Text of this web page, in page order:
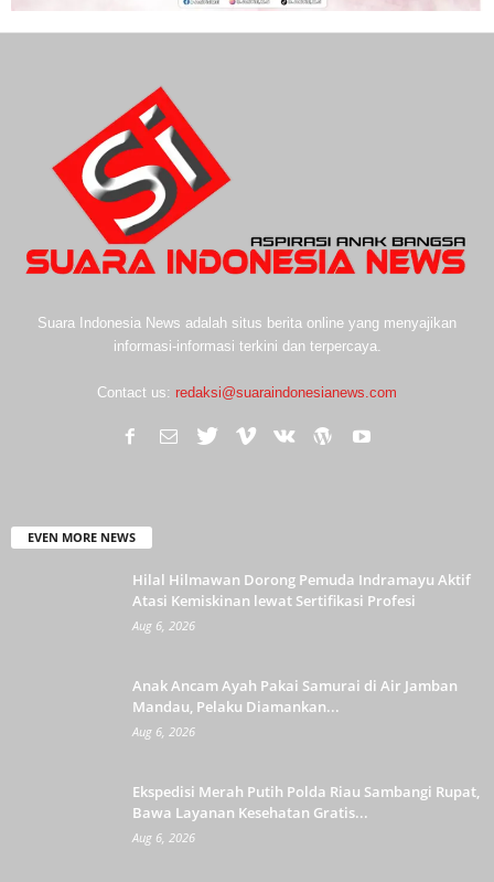
Suara Indonesia News adalah situs berita online yang menyajikan
informasi-informasi terkini dan terpercaya.
Contact us: redaksi@suaraindonesianews.com
EVEN MORE NEWS
Hilal Hilmawan Dorong Pemuda Indramayu Aktif
Atasi Kemiskinan lewat Sertifikasi Profesi
Aug 6, 2026
Anak Ancam Ayah Pakai Samurai di Air Jamban
Mandau, Pelaku Diamankan...
Aug 6, 2026
Ekspedisi Merah Putih Polda Riau Sambangi Rupat,
Bawa Layanan Kesehatan Gratis...
Aug 6, 2026